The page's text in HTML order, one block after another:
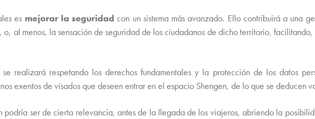
es mejorar la seguridad con un sistema más avanzado. Ello contribuirá a una
al menos, la sensación de seguridad de los ciudadanos de dicho territorio,
realizará respetando los derechos fundamentales y la protección de los datos
exentos de visados que deseen entrar en el espacio Shengen, de lo que se deducen
podría ser de cierta relevancia, antes de la llegada de los viajeros, abriendo la